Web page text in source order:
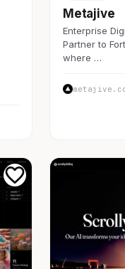
Metajive
Enterprise
Partner to
where …